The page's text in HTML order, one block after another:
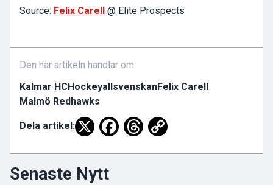
Source: Felix Carell @ Elite Prospects
Den här artikeln handlar om:
Kalmar HCHockeyallsvenskanFelix Carell
Malmö Redhawks
Dela artikel:
Senaste Nytt